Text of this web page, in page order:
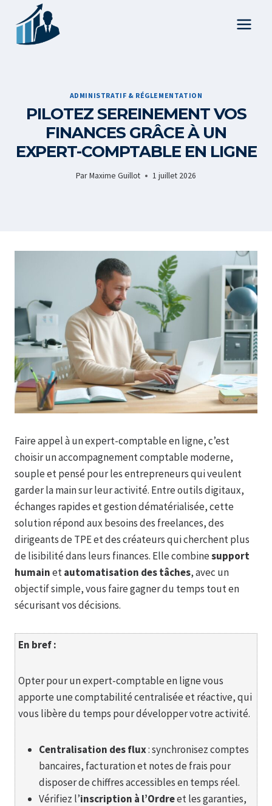
contenu
ADMINISTRATIF & RÉGLEMENTATION
PILOTEZ SEREINEMENT VOS
FINANCES GRÂCE À UN
EXPERT-COMPTABLE EN LIGNE
Par Maxime Guillot 1 juillet 2026
Faire appel à un expert-comptable en ligne, c’est
choisir un accompagnement comptable moderne,
souple et pensé pour les entrepreneurs qui veulent
garder la main sur leur activité. Entre outils digitaux,
échanges rapides et gestion dématérialisée, cette
solution répond aux besoins des freelances, des
dirigeants de TPE et des créateurs qui cherchent plus
de lisibilité dans leurs finances. Elle combinesupport
humainetautomatisation des tâches, avec un
objectif simple, vous faire gagner du temps tout en
sécurisant vos décisions.
En bref :
Opter pour un expert-comptable en ligne vous
apporte une comptabilité centralisée et réactive, qui
vous libère du temps pour développer votre activité.
Centralisation des flux: synchronisez comptes
bancaires, facturation et notes de frais pour
disposer de chiffres accessibles en temps réel.
Vérifiez l’inscription à l’Ordreet les garanties,